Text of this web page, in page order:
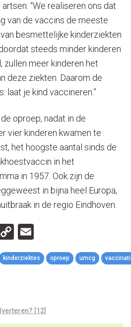
“We realiseren ons dat
van de vaccins de meeste
besmettelijke kinderziekten
steeds minder kinderen
meer kinderen het
deze ziekten. Daarom de
laat je kind vaccineren.”
oproep, nadat in de
vier kinderen kwamen te
het hoogste aantal sinds de
in het
in 1957. Ook zijn de
in bijna heel Europa,
in de regio Eindhoven.
WhatsApp
Copy
Link
kinderziektes oproep umcg
[12]